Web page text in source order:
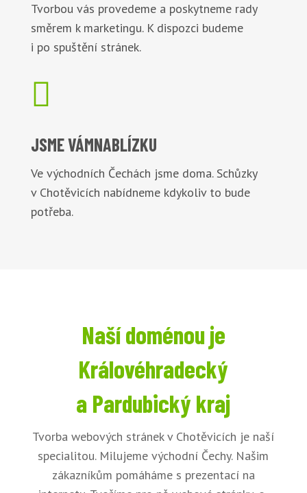
Tvorbou vás provedeme a poskytneme rady
směrem k marketingu. K dispozci budeme
i po spuštění stránek.

JSME VÁMNABLÍZKU
Ve východních Čechách jsme doma. Schůzky
v Chotěvicích nabídneme kdykoliv to bude
potřeba.
Naší doménou je
Královéhradecký
a Pardubický kraj
Tvorba webových stránek v Chotěvicích je naší
specialitou. Milujeme východní Čechy. Našim
zákazníkům pomáháme s prezentací na